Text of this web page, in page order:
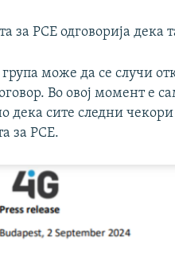
за РСЕ одговорија дека
група може да се случи
Во овој момент е
дека сите следни
за РСЕ.